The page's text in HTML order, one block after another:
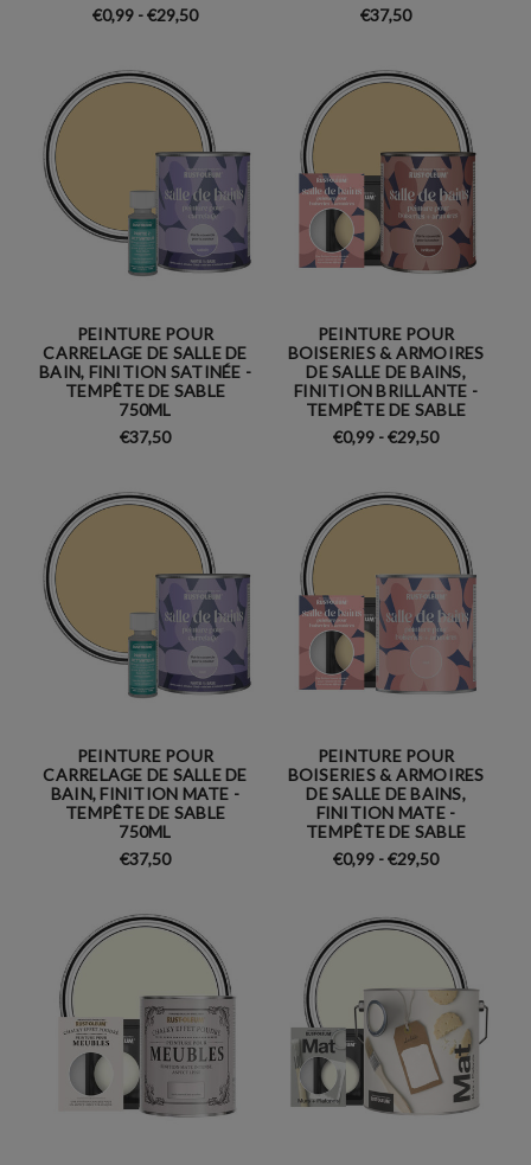
€0,99 - €29,50
€37,50
PEINTURE POUR
CARRELAGE DE SALLE DE
BAIN, FINITION SATINÉE -
TEMPÊTE DE SABLE
750ML
€37,50
PEINTURE POUR
BOISERIES & ARMOIRES
DE SALLE DE BAINS,
FINITION BRILLANTE -
TEMPÊTE DE SABLE
€0,99 - €29,50
PEINTURE POUR
CARRELAGE DE SALLE DE
BAIN, FINITION MATE -
TEMPÊTE DE SABLE
750ML
€37,50
PEINTURE POUR
BOISERIES & ARMOIRES
DE SALLE DE BAINS,
FINITION MATE -
TEMPÊTE DE SABLE
€0,99 - €29,50